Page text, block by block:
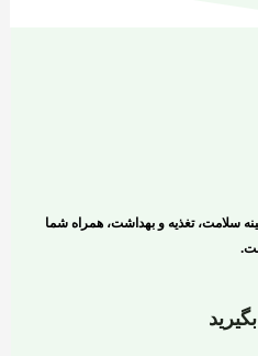
سلامت، تغذیه و بهداشت، همراه شما